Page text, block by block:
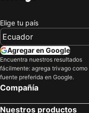
Hotel Del Centro
Hotel Palace Guayaquil
Atlantic Suites Hotel
Hotel Ramada
Hotel Marcelius
Harmonie
Luxva Hotel Boutique
Hotel Sada
Elige tu país
Agregar en Google
Encuentra nuestros resultados
fácilmente: agrega trivago como
fuente preferida en Google.
Compañía
Nuestros productos